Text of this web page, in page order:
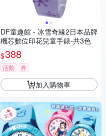
DF童趣館 - 冰雪奇緣2日本品牌
機芯數位印花兒童手錶-共3色
$388
活動 券
加入購物車